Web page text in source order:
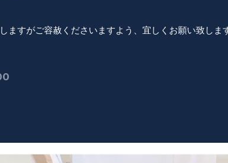
ますがご容赦くださいますよう、宜しくお願い致しま